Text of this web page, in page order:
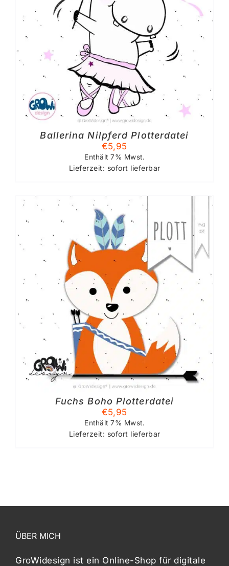
Ballerina Nilpferd Plotterdatei
€5,95
Enthält 7% Mwst.
Lieferzeit: sofort lieferbar
Fuchs Boho Plotterdatei
€5,95
Enthält 7% Mwst.
Lieferzeit: sofort lieferbar
ÜBER MICH
GroWidesign ist ein Online-Shop für digitale